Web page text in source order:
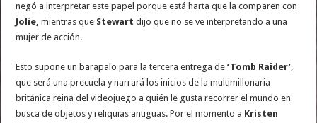
negó a interpretar este papel porque está harta que la comparen con
Jolie, mientras que Stewart dijo que no se ve interpretando a una
mujer de acción.
Esto supone un barapalo para la tercera entrega de ‘Tomb Raider’,
que será una precuela y narrará los inicios de la multimillonaria
británica reina del videojuego a quién le gusta recorrer el mundo en
busca de objetos y reliquias antiguas. Por el momento a Kristen